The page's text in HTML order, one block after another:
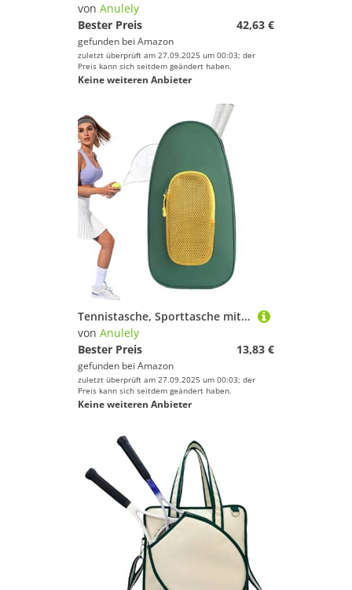
von Anulely
Bester Preis
42,63 €
gefunden bei Amazon
zuletzt überprüft am 27.09.2025 um 00:03; der
Preis kann sich seitdem geändert haben.
Keine weiteren Anbieter
Tennistasche, Sporttasche mit Ballfach, Tennisrucksack Wasserabweisend für Herren Damen, für Tennis Badmintonschläger
von Anulely
Bester Preis
13,83 €
gefunden bei Amazon
zuletzt überprüft am 27.09.2025 um 00:03; der
Preis kann sich seitdem geändert haben.
Keine weiteren Anbieter